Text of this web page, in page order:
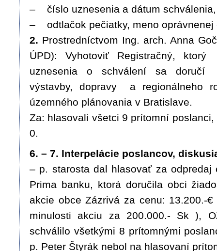
– číslo uznesenia a dátum schválenia,
– odtlačok pečiatky, meno oprávnenej
2. Prostredníctvom Ing. arch. Anna
ÚPD): Vyhotoviť Registračný,
uznesenia o schválení sa doručí
výstavby, dopravy a regionálneho
územného plánovania v Bratislave.
Za: hlasovali všetci 9 prítomní
0.
6. – 7. Interpelácie poslancov,
– p. starosta dal hlasovať za odpredaj
Prima banku, ktorá doručila obci
akcie obce Zázrivá za cenu: 13.200.-
minulosti akciu za 200.000.- Sk ),
schválilo všetkými 8 prítomnými
p. Peter Štyrák nebol na hlasovaní